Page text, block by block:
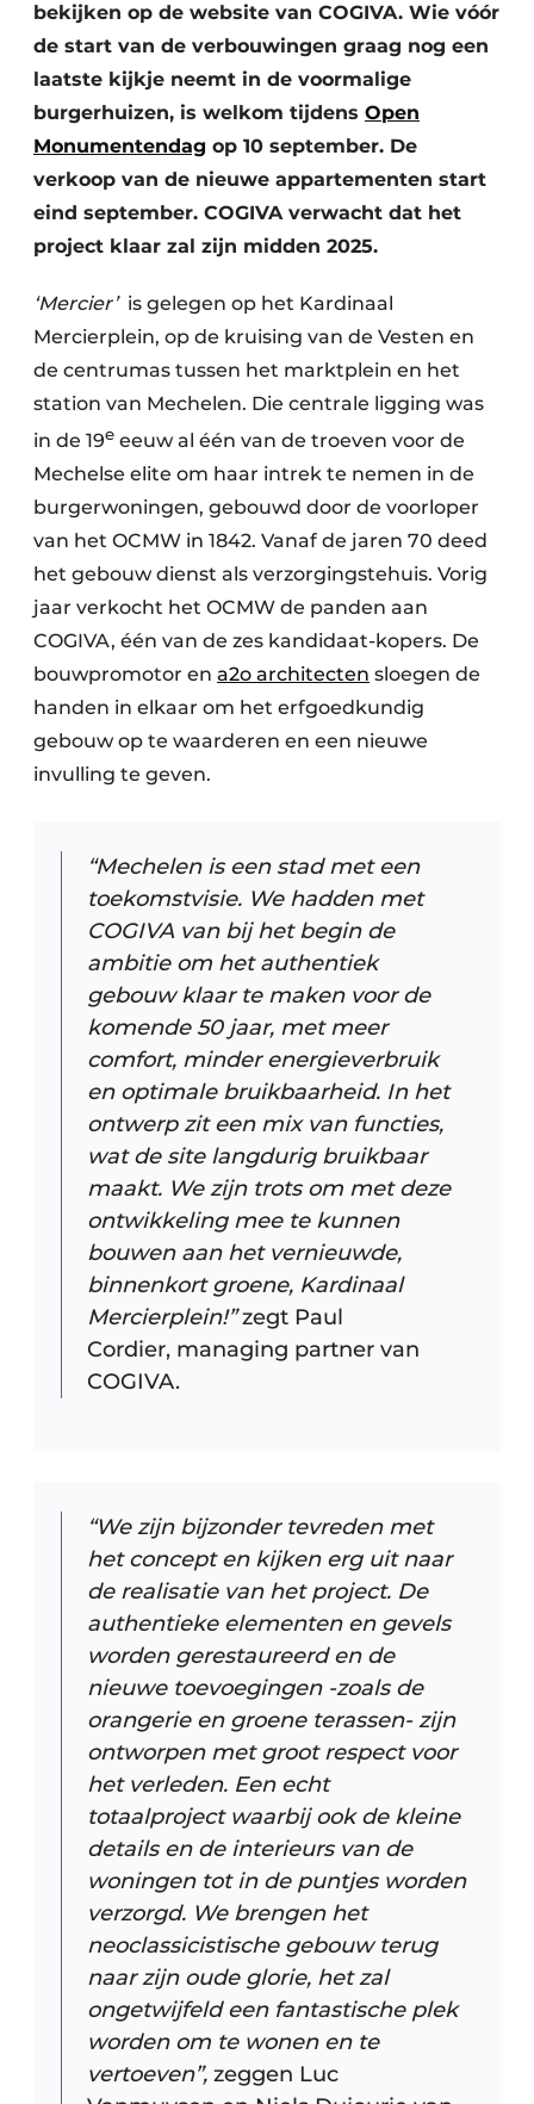
Renovatie
Software
Toegangscontrole
Veiligheid & Opleiding
Zonwering
bekijken op de website van COGIVA. Wie vóór
de start van de verbouwingen graag nog een
laatste kijkje neemt in de voormalige
burgerhuizen, is welkom tijdens Open
Monumentendag op 10 september. De
verkoop van de nieuwe appartementen start
eind september. COGIVA verwacht dat het
project klaar zal zijn midden 2025.
‘Mercier’​ is gelegen op het Kardinaal
Mercierplein, op de kruising van de Vesten en
de centrumas tussen het marktplein en het
station van Mechelen. Die centrale ligging was
in de 19e eeuw al één van de troeven voor de
Mechelse elite om haar intrek te nemen in de
burgerwoningen, gebouwd door de voorloper
van het OCMW in 1842. Vanaf de jaren 70 deed
het gebouw dienst als verzorgingstehuis. Vorig
jaar verkocht het OCMW de panden aan
COGIVA, één van de zes kandidaat-kopers. De
bouwpromotor en a2o architecten sloegen de
handen in elkaar om het erfgoedkundig
gebouw op te waarderen en een nieuwe
invulling te geven.
“Mechelen is een stad met een
toekomstvisie. We hadden met
COGIVA van bij het begin de
ambitie om het authentiek
gebouw klaar te maken voor de
komende 50 jaar, met meer
comfort, minder energieverbruik
en optimale bruikbaarheid. In het
ontwerp zit een mix van functies,
wat de site langdurig bruikbaar
maakt. We zijn trots om met deze
ontwikkeling mee te kunnen
bouwen aan het vernieuwde,
binnenkort groene, Kardinaal
Mercierplein!”zegt Paul
Cordier, managing partner van
COGIVA.
“We zijn bijzonder tevreden met
het concept en kijken erg uit naar
de realisatie van het project. De
authentieke elementen en gevels
worden gerestaureerd en de
nieuwe toevoegingen -zoals de
orangerie en groene terassen- zijn
ontworpen met groot respect voor
het verleden. Een echt
totaalproject waarbij ook de kleine
details en de interieurs van de
woningen tot in de puntjes worden
verzorgd. We brengen het
neoclassicistische gebouw terug
naar zijn oude glorie, het zal
ongetwijfeld een fantastische plek
worden om te wonen en te
vertoeven”, zeggen Luc